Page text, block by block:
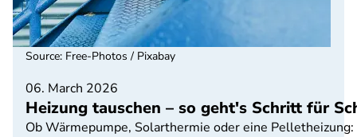
06. March 2026
Heizung tauschen – so geht's Schritt für
Ob Wärmepumpe, Solarthermie oder eine
Source: Free-Photos / Pixabay